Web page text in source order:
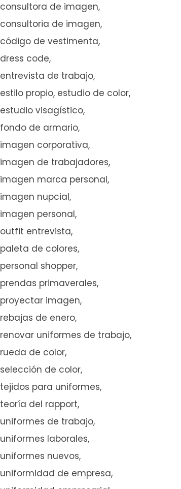
consultora de imagen
consultoria de imagen
código de vestimenta
dress code
entrevista de trabajo
estilo propio estudio de color
estudio visagístico
fondo de armario
imagen corporativa
imagen de trabajadores
imagen marca personal
imagen nupcial
imagen personal
outfit entrevista
paleta de colores
personal shopper
prendas primaverales
proyectar imagen
rebajas de enero
renovar uniformes de trabajo
rueda de color
selección de color
tejidos para uniformes
teoría del rapport
uniformes de trabajo
uniformes laborales
uniformes nuevos
uniformidad de empresa